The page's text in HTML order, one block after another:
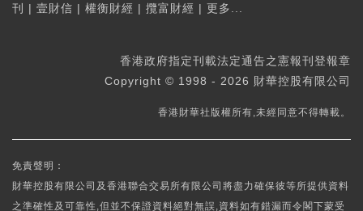
刊
| 壹財信 | 權衡財經 | 攬富財經 | 更多...
香港政府指定刊載法定通告之憲報刊登報章
Copyright © 1998 - 2026 財華控股有限公司
香港財華社版權所有,未經同意不得轉載。
免責聲明：
財華控股有限公司及香港聯合交易所有限公司將盡力確保彼等所提供資料
之準確性及可靠性,但並不保證資料絕對無誤,資料如有錯漏而令閣下蒙受